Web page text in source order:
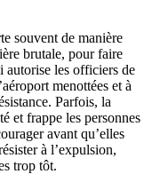
souvent de manière
brutale, pour faire
autorise les officiers de
menottées et à
Parfois, la
et frappe les personnes
avant qu’elles
à l’expulsion,
trop tôt.